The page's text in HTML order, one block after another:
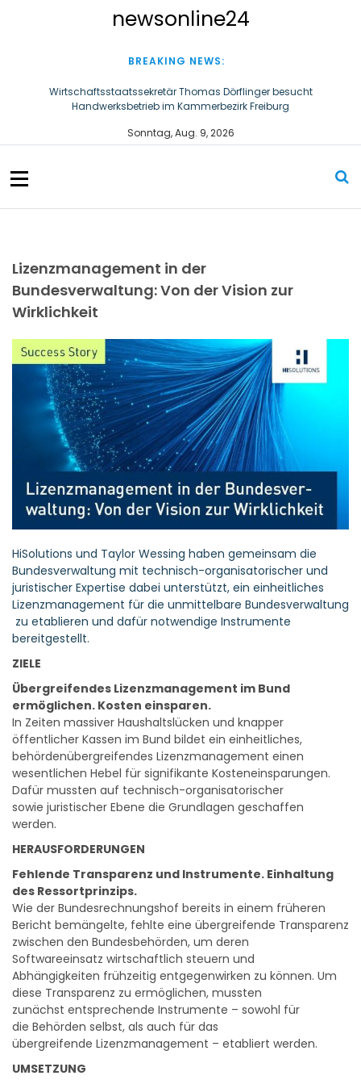
n
t
newsonline24
BREAKING NEWS:
Wirtschaftsstaatssekretär Thomas Dörflinger besucht
Handwerksbetrieb im Kammerbezirk Freiburg
Ultraschallzahnbürste für Hund und Katze – Tipps zur erfolgreichen
Eingewöhnung
Sonntag, Aug. 9, 2026
Lizenzmanagement in der
Bundesverwaltung: Von der Vision zur
Wirklichkeit
HiSolutions und Taylor Wessing haben gemeinsam die
Bundesverwaltung mit technisch-organisatorischer und
juristischer Expertise dabei unterstützt, ein einheitliches
Lizenzmanagement für die unmittelbare Bundesverwaltung
zu etablieren und dafür notwendige Instrumente
bereitgestellt.
ZIELE
Übergreifendes Lizenzmanagement im Bund
ermöglichen. Kosten einsparen.
In Zeiten massiver Haushaltslücken und knapper
öffentlicher Kassen im Bund bildet ein einheitliches,
behördenübergreifendes Lizenzmanagement einen
wesentlichen Hebel für signifikante Kosteneinsparungen.
Dafür mussten auf technisch-organisatorischer
sowie juristischer Ebene die Grundlagen geschaffen
werden.
HERAUSFORDERUNGEN
Fehlende Transparenz und Instrumente. Einhaltung
des Ressortprinzips.
Wie der Bundesrechnungshof bereits in einem früheren
Bericht bemängelte, fehlte eine übergreifende Transparenz
zwischen den Bundesbehörden, um deren
Softwareeinsatz wirtschaftlich steuern und
Abhängigkeiten frühzeitig entgegenwirken zu können. Um
diese Transparenz zu ermöglichen, mussten
zunächst entsprechende Instrumente – sowohl für
die Behörden selbst, als auch für das
übergreifende Lizenzmanagement – etabliert werden.
UMSETZUNG